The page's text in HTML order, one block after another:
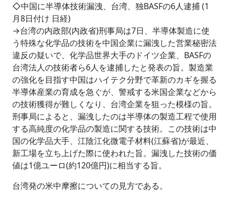
◇中国に半導体技術漏洩、台湾、独BASFの6人逮捕 (1
月8日付け 日経)
→台湾の内政部(内政省)刑事局は7日、半導体製造に使
う特殊な化学品の技術を中国企業に漏洩した営業秘密法
違反の疑いで、化学品世界大手のドイツ企業、BASFの
台湾法人の技術者ら6人を逮捕したと発表の旨。製造業
の強化を目指す中国はハイテク分野で革新のカギを握る
半導体産業の育成を急ぐが、警戒する米国企業などから
の技術獲得が難しくなり、台湾企業を狙った模様の旨。
刑事局によると、漏洩したのは半導体の製造工程で使用
する高純度の化学品の製造に関する技術。この技術は中
国の化学品大手、江陰江化微電子材料(江蘇省)が最近、
新工場を立ち上げた際に使われた旨。漏洩した技術の価
値は1億ユーロ(約120億円)に相当する旨。
台湾発の米中摩擦についての見方である。